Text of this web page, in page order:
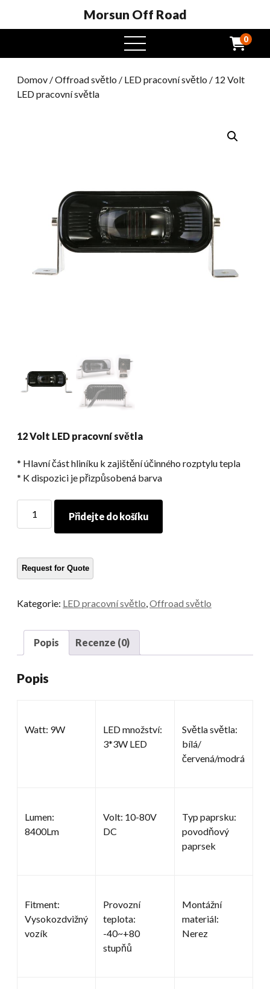
Morsun Off Road
Otevřená
nabídka
0
Domov /Offroad světlo / LED pracovní světlo / 12 Volt
LED pracovní světla
12 Volt LED pracovní světla
* Hlavní část hliníku k zajištění účinného rozptylu tepla
* K dispozici je přizpůsobená barva
Volt
světla
množství
Přidejte do košíku
Kategorie: LED pracovní světlo Offroad světlo
Popis Recenze (0)
Popis
Watt: 9W
LED množství:
3*3W LED
Světla světla:
bílá/
červená/modrá
Lumen:
8400Lm
Volt: 10-80V
DC
Typ paprsku:
povodňový
paprsek
Fitment:
Vysokozdvižný
vozík
Provozní
teplota:
-40~+80
stupňů
Montážní
materiál:
Nerez